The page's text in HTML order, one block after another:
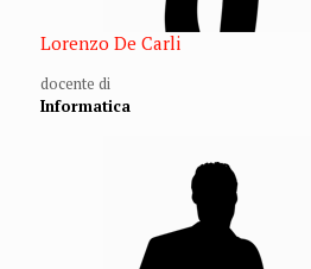
Lorenzo De Carli
docente di
Informatica